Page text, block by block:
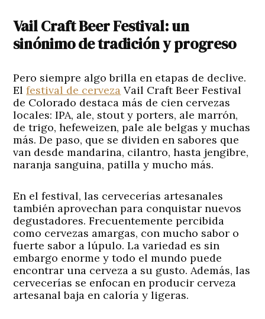
Vail Craft Beer Festival: un
sinónimo de tradición y progreso
Pero siempre algo brilla en etapas de declive.
Elfestival de cerveza Vail Craft Beer Festival
de Colorado destaca más de cien cervezas
locales: IPA, ale, stout y porters, ale marrón,
de trigo, hefeweizen, pale ale belgas y muchas
más. De paso, que se dividen en sabores que
van desde mandarina, cilantro, hasta jengibre,
naranja sanguina, patilla y mucho más.
En el festival, las cervecerías artesanales
también aprovechan para conquistar nuevos
degustadores. Frecuentemente percibida
como cervezas amargas, con mucho sabor o
fuerte sabor a lúpulo. La variedad es sin
embargo enorme y todo el mundo puede
encontrar una cerveza a su gusto. Además, las
cervecerías se enfocan en producir cerveza
artesanal baja en caloría y ligeras.